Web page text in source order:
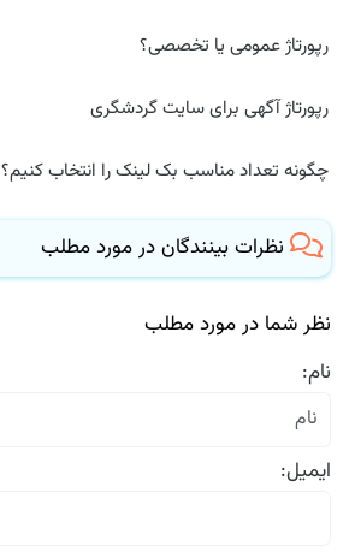
رپورتاژ عمومی یا تخصصی؟
رپورتاژ آگهی برای سایت گردشگری
چگونه تعداد مناسب بک لینک را انتخاب کنیم؟
نظرات بینندگان در مورد مطلب
نظر شما در مورد مطلب
نام:
ایمیل: